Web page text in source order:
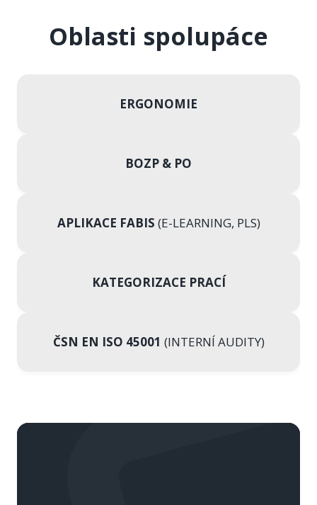
Oblasti spolupáce
ERGONOMIE
BOZP & PO
APLIKACE FABIS (E-LEARNING, PLS)
KATEGORIZACE PRACÍ
ČSN EN ISO 45001 (INTERNÍ AUDITY)